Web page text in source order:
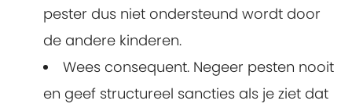
pester dus niet ondersteund wordt door
de andere kinderen.
Wees consequent. Negeer pesten nooit
en geef structureel sancties als je ziet dat